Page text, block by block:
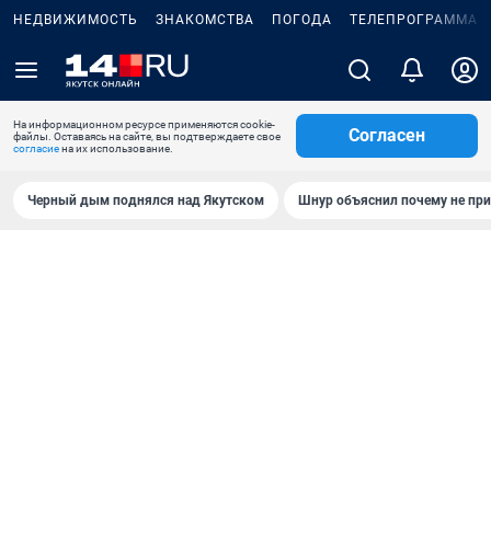
НЕДВИЖИМОСТЬ ЗНАКОМСТВА ПОГОДА ТЕЛЕПРОГРАММА
На информационном ресурсе применяются cookie-
файлы. Оставаясь на сайте, вы подтверждаете свое
согласиена их использование.
Согласен
Черный дым поднялся над Якутском Шнур объяснил почему не